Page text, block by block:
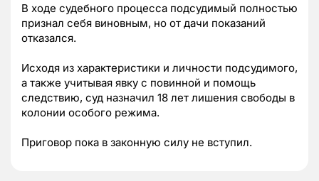
В ходе судебного процесса подсудимый полностью
признал себя виновным, но от дачи показаний
отказался.
Исходя из характеристики и личности подсудимого,
а также учитывая явку с повинной и помощь
следствию, суд назначил 18 лет лишения свободы в
колонии особого режима.
Приговор пока в законную силу не вступил.